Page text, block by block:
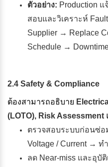
ตัวอย่าง: Production
สอบและวิเคราะห์
Supplier → Replace
Schedule →
2.4 Safety & Compliance
ต้องสามารถอธิบาย
(LOTO), Risk Assessment
ตรวจสอบระบบก่อนซ่
Voltage / Current → ท
ลด Near-miss และอุบั